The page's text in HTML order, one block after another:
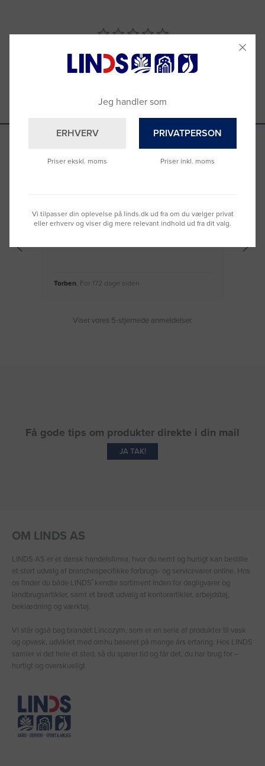
Spørgsmål & Svar
Nemt at bestille og hurtig levering
Torben, For 172 dage siden
Viser vores 5-stjernede anmeldelser.
Få gode tips om produkter direkte i din mail
JA TAK!
OM LINDS AS
LINDS AS er et dansk handelsfirma, hvor du nemt og hurtigt kan bestille
et stort udvalg af branchespecifikke forbrugs- og servicevarer online. Hos
os finder du både LINDS′ kendte sortiment inden for dagligvarer og
landbrugsartikler, samt et bredt udvalg af kontorartikler, arbejdstøj,
beklædning og værktøj.
Vi står også bag brandet Lincozym, som er en serie af produkter til vask
og opvask, udviklet med omhu baseret på mange års erfaring. Hos LINDS
samler vi det hele ét sted, så du sparer tid og får det, du har brug for –
hurtigt og overskueligt.
Jeg handler som
ERHVERV
Priser ekskl. moms
PRIVATPERSON
Priser inkl. moms
Vi tilpasser din oplevelse på linds.dk ud fra om du vælger privat
eller erhverv og viser dig mere relevant indhold ud fra dit valg.